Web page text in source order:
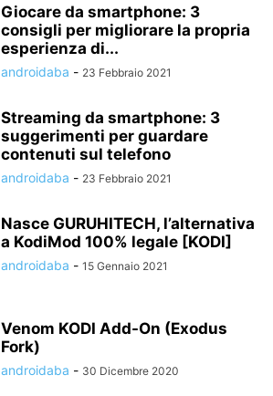
Giocare da smartphone: 3
consigli per migliorare la propria
esperienza di...
androidaba - 23 Febbraio 2021
Streaming da smartphone: 3
suggerimenti per guardare
contenuti sul telefono
androidaba - 23 Febbraio 2021
Nasce GURUHITECH, l’alternativa
a KodiMod 100% legale [KODI]
androidaba - 15 Gennaio 2021
Venom KODI Add-On (Exodus
Fork)
androidaba - 30 Dicembre 2020